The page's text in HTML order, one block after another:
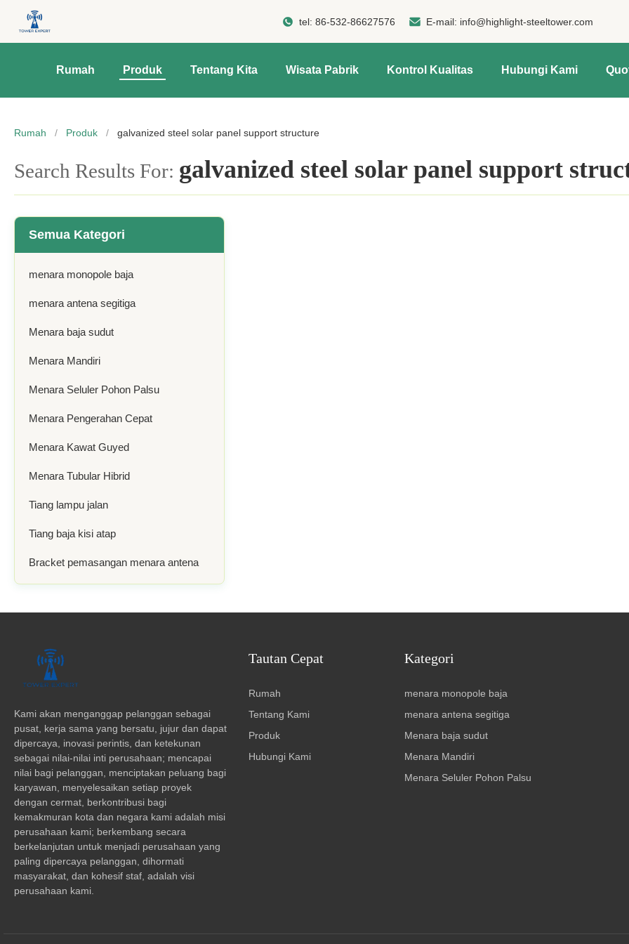
tel: 86-532-86627576 E-mail: info@highlight-steeltower.com
Rumah Produk Tentang Kita Wisata Pabrik Kontrol Kualitas Hubungi Kami
Rumah / Produk / galvanized steel solar panel support structure
Search Results For: galvanized steel solar panel support
Semua Kategori
menara monopole baja
menara antena segitiga
Menara baja sudut
Menara Mandiri
Menara Seluler Pohon Palsu
Menara Pengerahan Cepat
Menara Kawat Guyed
Menara Tubular Hibrid
Tiang lampu jalan
Tiang baja kisi atap
Bracket pemasangan menara antena
Kami akan menganggap pelanggan sebagai
pusat, kerja sama yang bersatu, jujur dan dapat
dipercaya, inovasi perintis, dan ketekunan
sebagai nilai-nilai inti perusahaan; mencapai
nilai bagi pelanggan, menciptakan peluang bagi
karyawan, menyelesaikan setiap proyek
dengan cermat, berkontribusi bagi
kemakmuran kota dan negara kami adalah misi
perusahaan kami; berkembang secara
berkelanjutan untuk menjadi perusahaan yang
paling dipercaya pelanggan, dihormati
masyarakat, dan kohesif staf, adalah visi
perusahaan kami.
Tautan Cepat
Rumah
Tentang Kami
Produk
Hubungi Kami
Kategori
menara monopole baja
menara antena segitiga
Menara baja sudut
Menara Mandiri
Menara Seluler Pohon Palsu